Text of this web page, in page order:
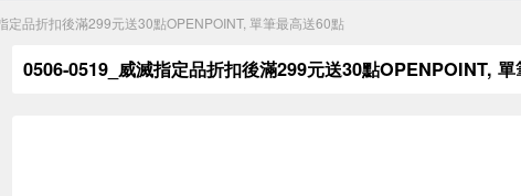
定品折扣後滿299元送30點OPENPOINT, 單筆最高送60點
0506-0519_威滅指定品折扣後滿299元送30點OPENPOINT,